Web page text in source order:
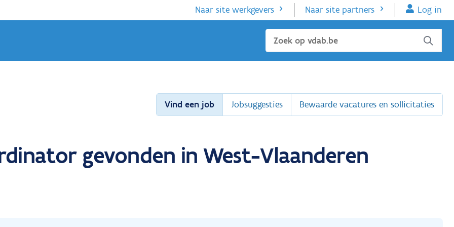
Naar site werkgevers Naar site partners Log in
Sluiten
Vind een job Jobsuggesties Bewaarde vacatures en sollicitaties
gevonden in West-Vlaanderen